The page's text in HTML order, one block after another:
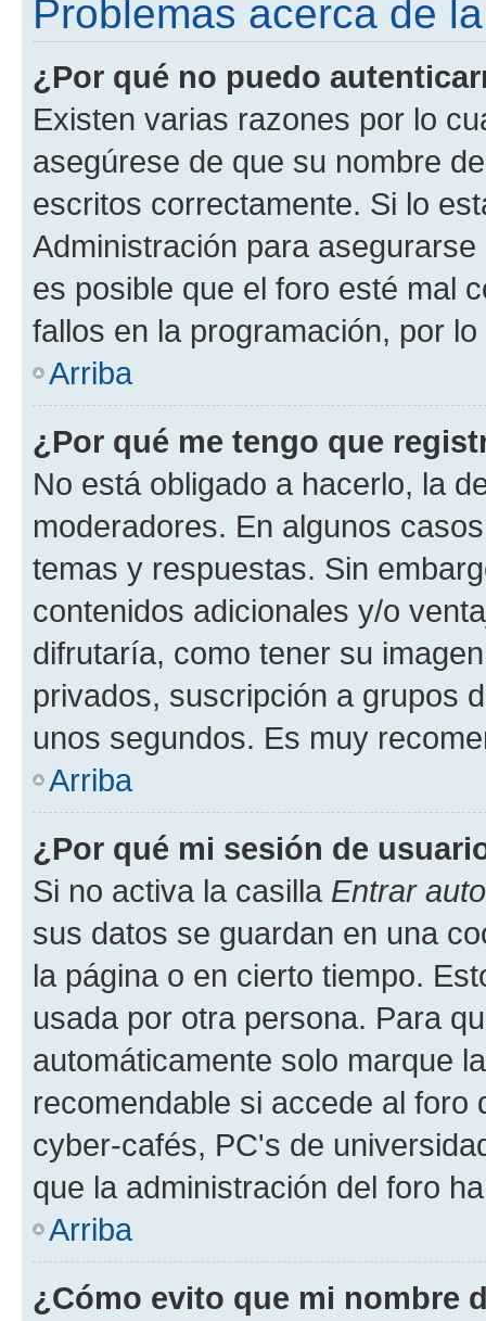
Problemas acerca de
¿Por qué no puedo
Existen varias razones por lo
asegúrese de que su nombre
escritos correctamente. Si lo
Administración para
es posible que el foro esté mal
fallos en la programación, por
Arriba
¿Por qué me tengo que
No está obligado a hacerlo, la
moderadores. En algunos
temas y respuestas. Sin
contenidos adicionales y/o
difrutaría, como tener su
privados, suscripción a grupos
unos segundos. Es muy
Arriba
¿Por qué mi sesión de
Si no activa la casilla Entrar
sus datos se guardan en una
la página o en cierto tiempo.
usada por otra persona. Para
automáticamente solo marque
recomendable si accede al foro
cyber-cafés, PC's de
que la administración del foro
Arriba
¿Cómo evito que mi nombre